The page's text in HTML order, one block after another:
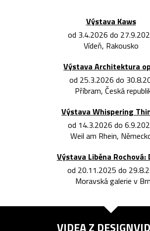
Výstava Kaws
od 3.4.2026 do
Vídeň, Rakousko
Výstava Architektura
od 25.3.2026 do
Příbram, Česká
Výstava Whispering
od 14.3.2026 do
Weil am Rhein,
Výstava Liběna Rochová:
od 20.11.2025 do
Moravská galerie v
VIDEA Z